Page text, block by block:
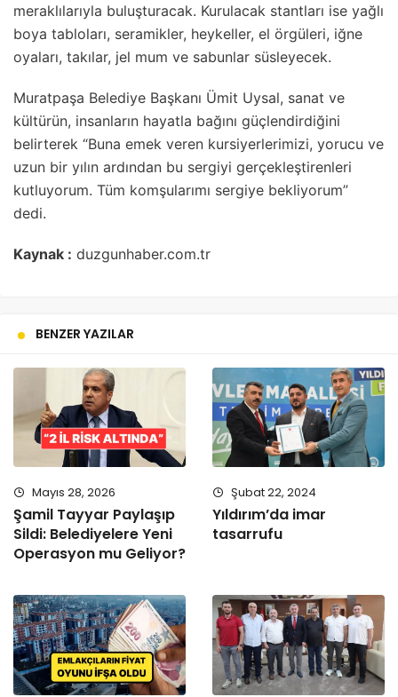
meraklılarıyla buluşturacak. Kurulacak stantları ise yağlı
boya tabloları, seramikler, heykeller, el örgüleri, iğne
oyaları, takılar, jel mum ve sabunlar süsleyecek.
Muratpaşa Belediye Başkanı Ümit Uysal, sanat ve
kültürün, insanların hayatla bağını güçlendirdiğini
belirterek “Buna emek veren kursiyerlerimizi, yorucu ve
uzun bir yılın ardından bu sergiyi gerçekleştirenleri
kutluyorum. Tüm komşularımı sergiye bekliyorum”
dedi.
Kaynak : duzgunhaber.com.tr
BENZER YAZILAR
Mayıs 28, 2026
Şamil Tayyar Paylaşıp
Sildi: Belediyelere Yeni
Operasyon mu Geliyor?
Şubat 22, 2024
Yıldırım’da imar
tasarrufu